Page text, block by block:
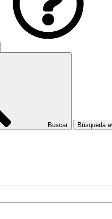
Buscar Búsqueda